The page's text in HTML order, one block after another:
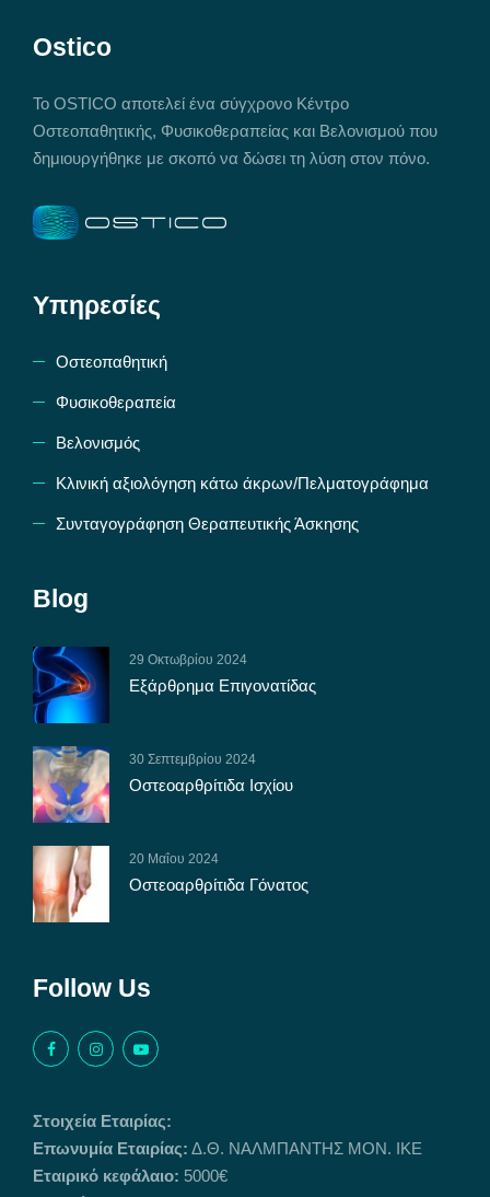
Ostico
Το OSTICO αποτελεί ένα σύγχρονο Κέντρο
Οστεοπαθητικής, Φυσικοθεραπείας και Βελονισμού που
δημιουργήθηκε με σκοπό να δώσει τη λύση στον πόνο.
Υπηρεσίες
Οστεοπαθητική
Φυσικοθεραπεία
Βελονισμός
Κλινική αξιολόγηση κάτω άκρων/Πελματογράφημα
Συνταγογράφηση Θεραπευτικής Άσκησης
Blog
29 Οκτωβρίου 2024
Εξάρθρημα Επιγονατίδας
30 Σεπτεμβρίου 2024
Οστεοαρθρίτιδα Ισχίου
20 Μαΐου 2024
Οστεοαρθρίτιδα Γόνατος
Follow Us
Στοιχεία Εταιρίας:
Επωνυμία Εταιρίας: Δ.Θ. ΝΑΛΜΠΑΝΤΗΣ ΜΟΝ. ΙΚΕ
Εταιρικό κεφάλαιο: 5000€